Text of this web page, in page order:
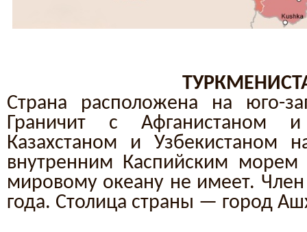
Страна расположена на юго-
Граничит с
Казахстаном и Узбекистаном
внутренним Каспийским
мировому океану не имеет.
года. Столица страны — город